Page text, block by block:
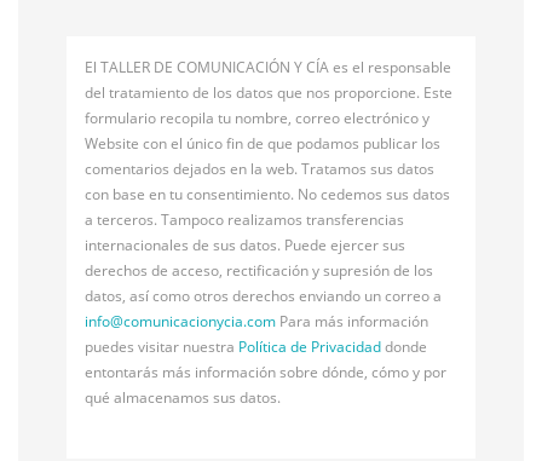
El TALLER DE COMUNICACIÓN Y CÍA es el responsable
del tratamiento de los datos que nos proporcione. Este
formulario recopila tu nombre, correo electrónico y
Website con el único fin de que podamos publicar los
comentarios dejados en la web. Tratamos sus datos
con base en tu consentimiento. No cedemos sus datos
a terceros. Tampoco realizamos transferencias
internacionales de sus datos. Puede ejercer sus
derechos de acceso, rectificación y supresión de los
datos, así como otros derechos enviando un correo a
info@comunicacionycia.com Para más información
puedes visitar nuestra Política de Privacidaddonde
entontarás más información sobre dónde, cómo y por
qué almacenamos sus datos.